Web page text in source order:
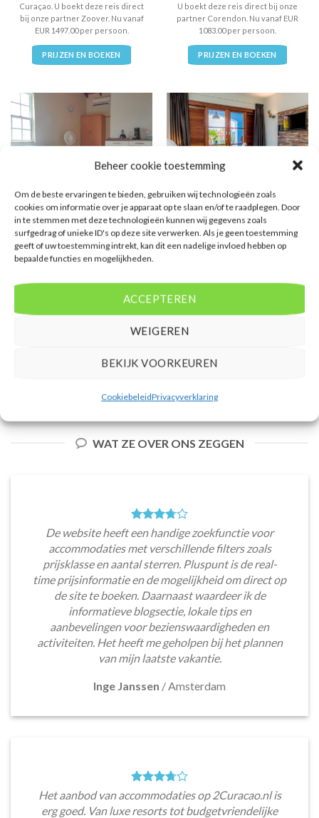
Beheer cookie toestemming
Om de beste ervaringen te bieden, gebruiken wij technologieën zoals
cookies om informatie over je apparaat op te slaan en/of te raadplegen. Door
in te stemmen met deze technologieën kunnen wij gegevens zoals
surfgedrag of unieke ID's op deze site verwerken. Als je geen toestemming
geeft of uw toestemming intrekt, kan dit een nadelige invloed hebben op
bepaalde functies en mogelijkheden.
ACCEPTEREN
WEIGEREN
BEKIJK VOORKEUREN
CookiebeleidPrivacyverklaring
Curaçao. U boekt deze reis direct
bij onze partner Zoover. Nu vanaf
EUR 1497.00 per persoon.
PRIJZEN EN BOEKEN
U boekt deze reis direct bij onze
partner Corendon. Nu vanaf EUR
1083.00 per persoon.
PRIJZEN EN BOEKEN
CURACAO
Curinjo Resort
€879,00
Curinjo Resort is een
boekt deze reis direct bij onze
partner Corendon. Nu vanaf EUR
CURACAO
Kunuku Aqua Resort
Muziekreis De Bevers
€1.959,00
in Sint Willibrordus. U boekt deze
reis direct bij onze partner
WAT ZE OVER ONS ZEGGEN
De website heeft een handige zoekfunctie voor
accommodaties met verschillende filters zoals
prijsklasse en aantal sterren. Pluspunt is de real-
time prijsinformatie en de mogelijkheid om direct op
de site te boeken. Daarnaast waardeer ik de
informatieve blogsectie, lokale tips en
aanbevelingen voor bezienswaardigheden en
activiteiten. Het heeft me geholpen bij het plannen
van mijn laatste vakantie.
Inge Janssen / Amsterdam
Het aanbod van accommodaties op 2Curacao.nl is
erg goed. Van luxe resorts tot budgetvriendelijke